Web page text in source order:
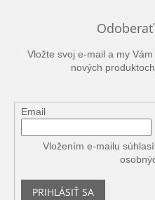
Vložte svoj e-mail a my
nových
Email
Vložením e-mailu
PRIHLÁSIŤ SA